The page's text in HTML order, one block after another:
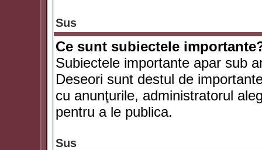
Sus
Ce sunt subiectele
Subiectele importante apar sub
Deseori sunt destul de
cu anunţurile, administratorul
pentru a le publica.
Sus